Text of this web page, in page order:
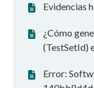
Evidencias
¿Cómo
(TestSetId)
Error: